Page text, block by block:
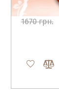
1670 грн.